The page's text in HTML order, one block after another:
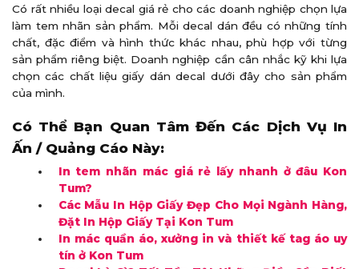
Có rất nhiều loại decal giá rẻ cho các doanh nghiệp chọn lựa
làm tem nhãn sản phẩm. Mỗi decal dán đều có những tính
chất, đặc điểm và hình thức khác nhau, phù hợp với từng
sản phẩm riêng biệt. Doanh nghiệp cần cân nhắc kỹ khi lựa
chọn các chất liệu giấy dán decal dưới đây cho sản phẩm
của mình.
Có Thể Bạn Quan Tâm Đến Các Dịch Vụ In
Ấn / Quảng Cáo Này:
In tem nhãn mác giá rẻ lấy nhanh ở đâu Kon
Tum?
Các Mẫu In Hộp Giấy Đẹp Cho Mọi Ngành Hàng,
Đặt In Hộp Giấy Tại Kon Tum
In mác quần áo, xưởng in và thiết kế tag áo uy
tín ở Kon Tum